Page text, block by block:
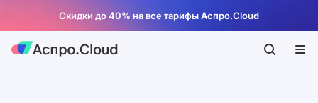
Скидки до 40% на все тарифы Аспро.Cloud